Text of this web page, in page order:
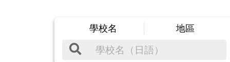
學校名 地區